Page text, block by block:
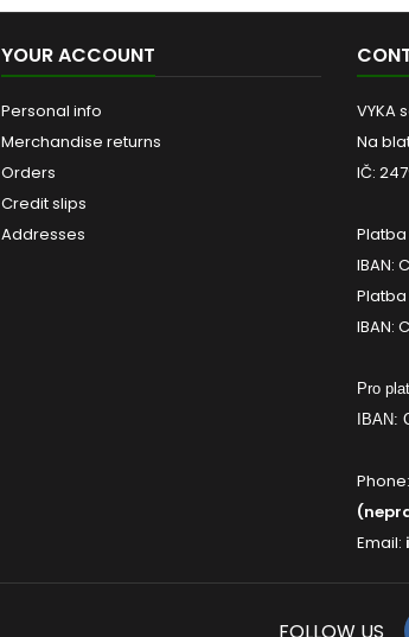
YOUR ACCOUNT
Personal info
Merchandise returns
Orders
Credit slips
Addresses
VYKA
Na
IČ:
Platba
IBAN:
Platba
IBAN:
Pro
IBAN:
Phone:
Email: